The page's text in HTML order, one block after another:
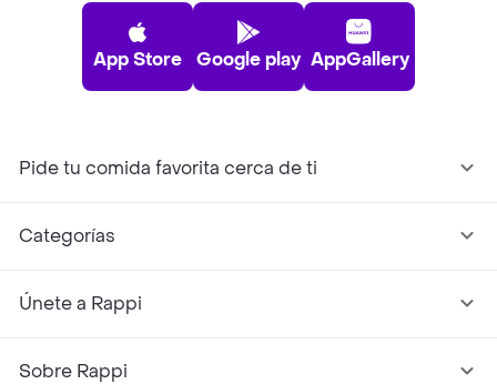
App Store Google play AppGallery
Pide tu comida favorita cerca de ti
Categorías
Únete a Rappi
Sobre Rappi